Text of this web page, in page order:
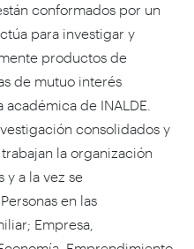
conformados por un
para investigar y
productos de
de mutuo interés
de INALDE.
consolidados y
la organización
a la vez se
en las
Empresa,